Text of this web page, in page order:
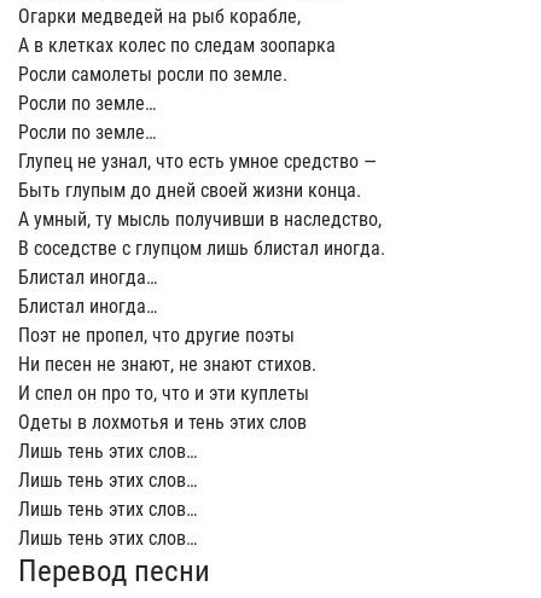
Огарки медведей на рыб корабле,
А в клетках колес по следам зоопарка
Росли самолеты росли по земле.
Росли по земле…
Росли по земле…
Глупец не узнал, что есть умное средство —
Быть глупым до дней своей жизни конца.
А умный, ту мысль получивши в наследство,
В соседстве с глупцом лишь блистал иногда.
Блистал иногда…
Блистал иногда…
Поэт не пропел, что другие поэты
Ни песен не знают, не знают стихов.
И спел он про то, что и эти куплеты
Одеты в лохмотья и тень этих слов
Лишь тень этих слов…
Лишь тень этих слов…
Лишь тень этих слов…
Лишь тень этих слов…
Перевод песни